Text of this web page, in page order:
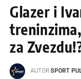
Glazer i
za
AUTOR SPORT